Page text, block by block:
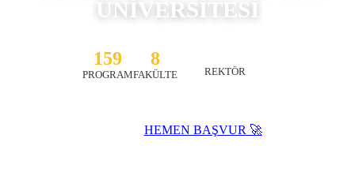
ÜNİVERSİTESİ
159
PROGRAM
8
FAKÜLTE REKTÖR
HEMEN BAŞVUR 🚀